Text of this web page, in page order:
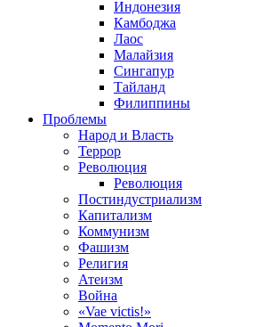
Индонезия
Камбоджа
Лаос
Малайзия
Сингапур
Тайланд
Филиппины
Проблемы
Народ и Власть
Террор
Революция
Революция
Постиндустриализм
Капитализм
Коммунизм
Фашизм
Религия
Атеизм
Война
«Vae victis!»